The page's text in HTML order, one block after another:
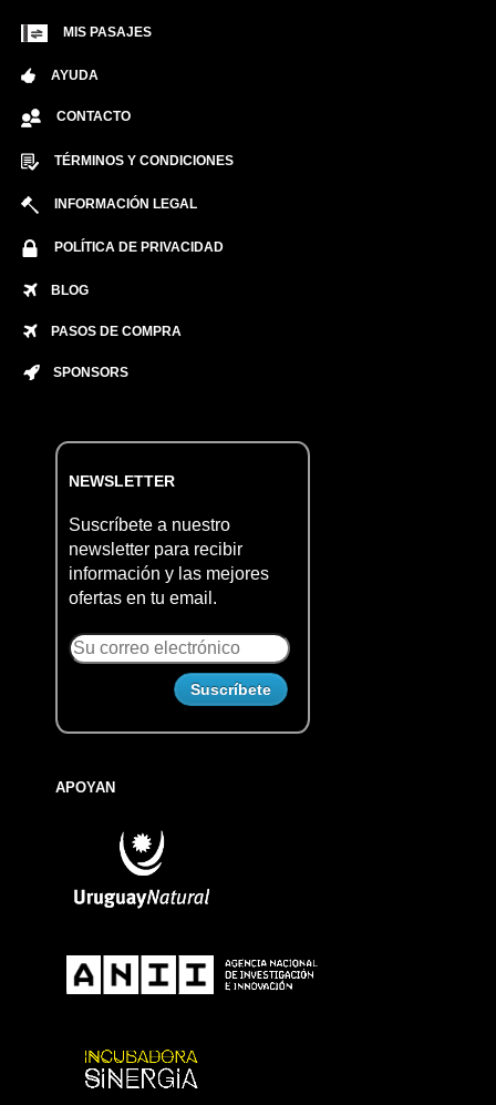
MIS PASAJES
AYUDA
CONTACTO
TÉRMINOS Y CONDICIONES
INFORMACIÓN LEGAL
POLÍTICA DE PRIVACIDAD
BLOG
PASOS DE COMPRA
SPONSORS
NEWSLETTER
Suscríbete a nuestro
newsletter para recibir
información y las mejores
ofertas en tu email.
APOYAN